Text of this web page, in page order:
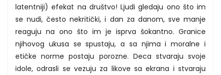
latentniji) efekat na društvo! Ljudi gledaju ono što im
se nudi, često nekritički, i dan za danom, sve manje
reaguju na ono što im je isprva šokantno. Granice
njihovog ukusa se spustaju, a sa njima i moralne i
etičke norme postaju porozne. Deca stvaraju svoje
idole, odrasli se vezuju za likove sa ekrana i stvaraju